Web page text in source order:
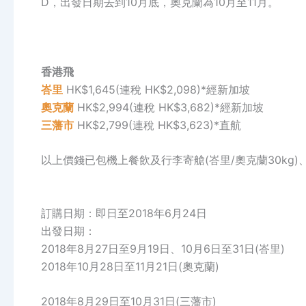
香港飛
峇里 HK$1,645(連稅 HK$2,098)*經新加坡
奧克蘭 HK$2,994(連稅 HK$3,682)*經新加坡
三藩市 HK$2,799(連稅 HK$3,623)*直航
以上價錢已包機上餐飲及行李寄艙(峇里/奧克蘭30kg)
訂購日期：即日至2018年6月24日
出發日期：
2018年8月27日至9月19日、10月6日至31日(峇里)
2018年10月28日至11月21日(奧克蘭)
2018年8月29日至10月31日(三藩市)